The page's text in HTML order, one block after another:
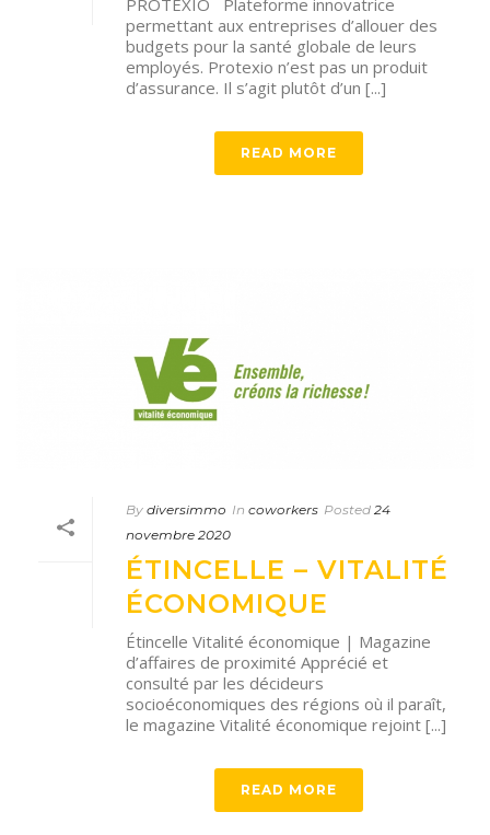
permettant aux entreprises d’allouer des
budgets pour la santé globale de leurs
employés. Protexio n’est pas un produit
d’assurance. Il s’agit plutôt d’un [...]
READ MORE
By diversimmo In coworkers Posted 24
novembre 2020
ÉTINCELLE – VITALITÉ
ÉCONOMIQUE
Étincelle Vitalité économique | Magazine
d’affaires de proximité Apprécié et
consulté par les décideurs
socioéconomiques des régions où il paraît,
le magazine Vitalité économique rejoint [...]
READ MORE